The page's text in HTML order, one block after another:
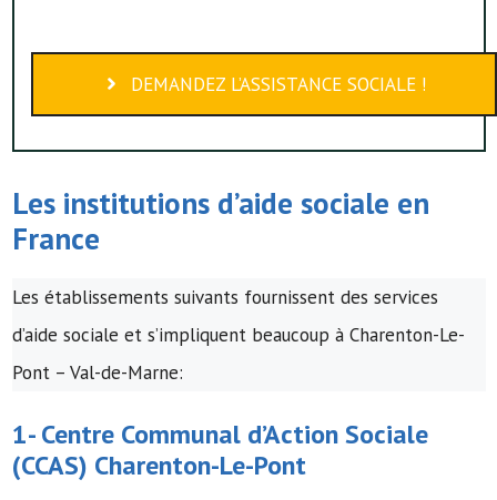
DEMANDEZ L’ASSISTANCE SOCIALE !
Les institutions d’aide sociale en
France
Les établissements suivants fournissent des services
d’aide sociale et s’impliquent beaucoup à Charenton-Le-
Pont – Val-de-Marne:
1-Centre Communal d’Action Sociale
(CCAS) Charenton-Le-Pont